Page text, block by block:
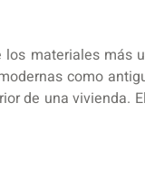
materiales más
como
de una vivienda.